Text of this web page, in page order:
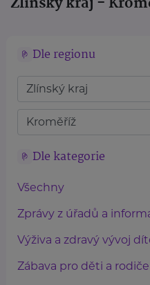
Dle regionu
Dle kategorie
Všechny
Zprávy z úřadů a
Výživa a zdravý vývoj
Zábava pro děti a rodiče